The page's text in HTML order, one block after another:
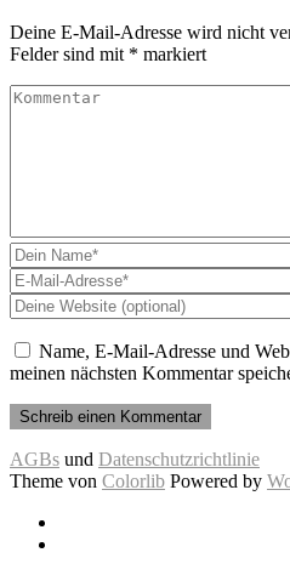
Deine E-Mail-Adresse wird nicht
Felder sind mit * markiert
Name, E-Mail-Adresse und
meinen nächsten Kommentar
AGBs und Datenschutzrichtlinie
Theme von Colorlib Powered by